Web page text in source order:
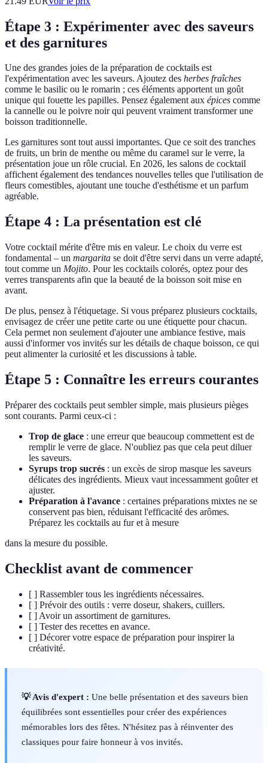
Étape 3 : Expérimenter avec des saveurs
et des garnitures
Une des grandes joies de la préparation de cocktails est
l'expérimentation avec les saveurs. Ajoutez des herbes fraîches
comme le basilic ou le romarin ; ces éléments apportent un goût
unique qui fouette les papilles. Pensez également aux épices comme
la cannelle ou le poivre noir qui peuvent vraiment transformer une
boisson traditionnelle.
Les garnitures sont tout aussi importantes. Que ce soit des tranches
de fruits, un brin de menthe ou même du caramel sur le verre, la
présentation joue un rôle crucial. En 2026, les salons de cocktail
affichent également des tendances nouvelles telles que l'utilisation de
fleurs comestibles, ajoutant une touche d'esthétisme et un parfum
agréable.
Étape 4 : La présentation est clé
Votre cocktail mérite d'être mis en valeur. Le choix du verre est
fondamental – un margarita se doit d'être servi dans un verre adapté,
tout comme un Mojito. Pour les cocktails colorés, optez pour des
verres transparents afin que la beauté de la boisson soit mise en
avant.
De plus, pensez à l'étiquetage. Si vous préparez plusieurs cocktails,
envisagez de créer une petite carte ou une étiquette pour chacun.
Cela permet non seulement d'ajouter une ambiance festive, mais
aussi d'informer vos invités sur les détails de chaque boisson, ce qui
peut alimenter la curiosité et les discussions à table.
Étape 5 : Connaître les erreurs courantes
Préparer des cocktails peut sembler simple, mais plusieurs pièges
sont courants. Parmi ceux-ci :
Trop de glace : une erreur que beaucoup commettent est de
remplir le verre de glace. N'oubliez pas que cela peut diluer
les saveurs.
Syrups trop sucrés : un excès de sirop masque les saveurs
délicates des ingrédients. Mieux vaut incessamment goûter et
ajuster.
Préparation à l'avance : certaines préparations mixtes ne se
conservent pas bien, réduisant l'efficacité des arômes.
Préparez les cocktails au fur et à mesure
dans la mesure du possible.
Checklist avant de commencer
[ ] Rassembler tous les ingrédients nécessaires.
[ ] Prévoir des outils : verre doseur, shakers, cuillers.
[ ] Avoir un assortiment de garnitures.
[ ] Tester des recettes en avance.
[ ] Décorer votre espace de préparation pour inspirer la
créativité.
💡 Avis d'expert : Une belle présentation et des saveurs bien
équilibrées sont essentielles pour créer des expériences
mémorables lors des fêtes. N'hésitez pas à réinventer des
classiques pour faire honneur à vos invités.